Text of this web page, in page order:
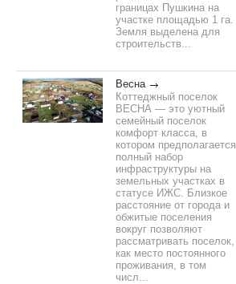
границах Пушкина на
участке площадью 1 га.
Земля выделена для
строительств...
Весна
Коттеджный поселок
ВЕСНА — это уютный
семейный поселок
комфорт класса, в
котором предполагается
полный набор
инфраструктуры на
земельных участках в
статусе ИЖС. Близкое
расстояние от города и
обжитые поселения
вокруг позволяют
рассматривать поселок,
как место постоянного
проживания, в том
числ...